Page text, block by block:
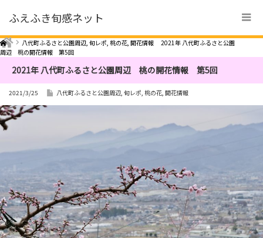
ふえふき旬感ネット
Home 八代町ふるさと公園周辺, 旬レポ, 桃の花, 開花情報
2021年 八代町ふるさと公園
周辺 桃の開花情報 第5回
2021年 八代町ふるさと公園周辺 桃の開花情報 第5回
2021/3/25 八代町ふるさと公園周辺, 旬レポ, 桃の花, 開花情報